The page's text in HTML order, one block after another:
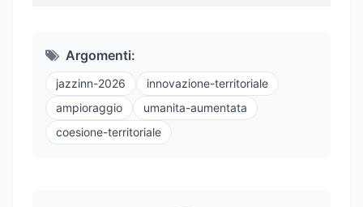
Argomenti:
jazzinn-2026
innovazione-territoriale
ampioraggio
umanita-aumentata
coesione-territoriale